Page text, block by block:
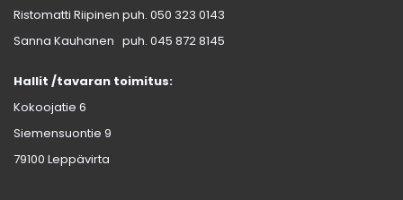
Ristomatti Riipinen puh. 050 323 0143
Sanna Kauhanen puh. 045 872 8145
Hallit /tavaran toimitus:
Kokoojatie 6
Siemensuontie 9
79100 Leppävirta